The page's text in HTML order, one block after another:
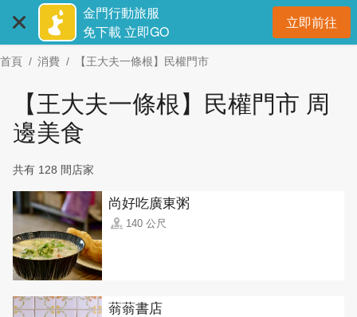
主
要
金門行動旅服
免下載 立即GO
立即前往開
首頁 消費 【王大夫一條根】民權門市
【王大夫一條根】民權門市 周
邊美食
共有 128 間店家
尚好吃廣東粥
140 公尺
蓊蓊書店